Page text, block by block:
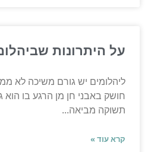
על היתרונות
ליהלומים יש גורם משיכה לא
חושק באבני חן מן הרגע בו הוא
תשוקה מביאה...
קרא עוד »